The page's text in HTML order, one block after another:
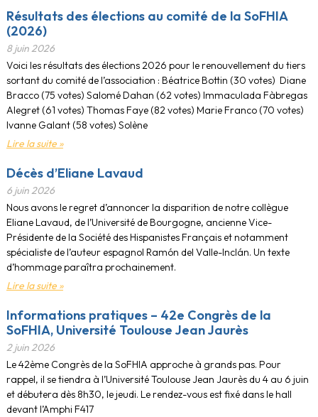
Résultats des élections au comité de la SoFHIA
(2026)
8 juin 2026
Voici les résultats des élections 2026 pour le renouvellement du tiers
sortant du comité de l’association : Béatrice Bottin (30 votes) Diane
Bracco (75 votes) Salomé Dahan (62 votes) Immaculada Fàbregas
Alegret (61 votes) Thomas Faye (82 votes) Marie Franco (70 votes)
Ivanne Galant (58 votes) Solène
Lire la suite »
Décès d’Eliane Lavaud
6 juin 2026
Nous avons le regret d’annoncer la disparition de notre collègue
Eliane Lavaud, de l’Université de Bourgogne, ancienne Vice-
Présidente de la Société des Hispanistes Français et notamment
spécialiste de l’auteur espagnol Ramón del Valle-Inclán. Un texte
d’hommage paraîtra prochainement.
Lire la suite »
Informations pratiques – 42e Congrès de la
SoFHIA, Université Toulouse Jean Jaurès
2 juin 2026
Le 42ème Congrès de la SoFHIA approche à grands pas. Pour
rappel, il se tiendra à l’Université Toulouse Jean Jaurès du 4 au 6 juin
et débutera dès 8h30, le jeudi. Le rendez-vous est fixé dans le hall
devant l’Amphi F417